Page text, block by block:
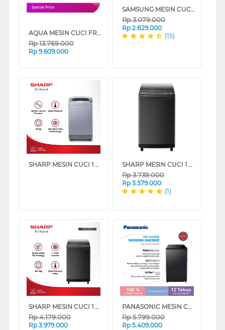
Special Price
AQUA MESIN CUCI FRONT LOADING WASHER 15 KG FQW-1580BS
Rp13.769.000
Rp 9.609.000
SAMSUNG MESIN CUCI 1 TABUNG TOP LOAD WASHER 7.5 KG DENGAN MAGIC FILTER - WA75H4200SG
Rp3.079.000
Rp 2.829.000
(15)
SHARP MESIN CUCI 1 TABUNG TOP LOAD WASHER 10 KG ESM1008TSAK SHARP MESIN CUCI 1 TABUNG TOP LOAD WASHER 9.5 KG MEGAMOUTH INVERTER ESM9500XTSA
Rp3.739.000
Rp 3.579.000
(1)
SHARP MESIN CUCI 1 TABUNG TOP LOAD WASHER 10.5 KG MEGAMOUTH INVERTER ESM1050XTSA
Rp4.179.000
Rp 3.979.000
PANASONIC MESIN CUCI 1 TABUNG TOP LOAD WASHER 10 KG NAFD10X1BSG
Rp5.799.000
Rp 5.409.000